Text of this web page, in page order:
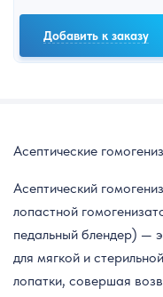
Добавить к заказу
Асептические
Асептический
лопастной
педальный блендер) —
для мягкой и
лопатки, совершая